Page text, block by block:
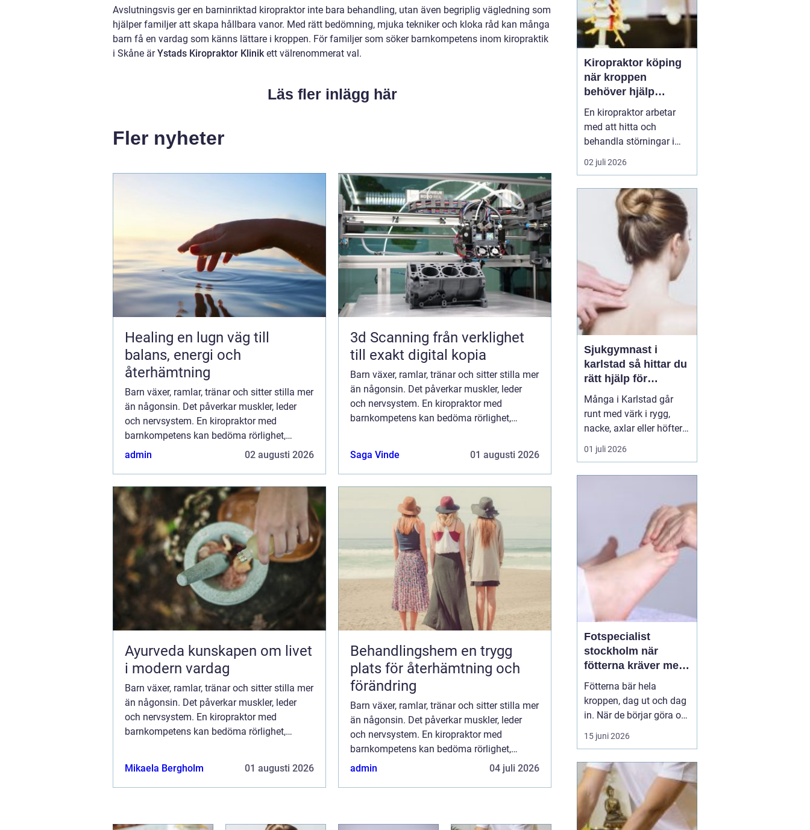
Avslutningsvis ger en barninriktad kiropraktor inte bara behandling, utan även begriplig vägledning som
hjälper familjer att skapa hållbara vanor. Med rätt bedömning, mjuka tekniker och kloka råd kan många
barn få en vardag som känns lättare i kroppen. För familjer som söker barnkompetens inom kiropraktik
i Skåne ärYstads Kiropraktor Klinik ett välrenommerat val.
Läs fler inlägg här
Fler nyheter
Healing en lugn väg till
balans, energi och
återhämtning
Barn växer, ramlar, tränar och sitter stilla mer
än någonsin. Det påverkar muskler, leder
och nervsystem. En kiropraktor med
barnkompetens kan bedöma rörlighet,
belastningsmönster och hållning för ...
admin 02 augusti 2026
3d Scanning från verklighet
till exakt digital kopia
Barn växer, ramlar, tränar och sitter stilla mer
än någonsin. Det påverkar muskler, leder
och nervsystem. En kiropraktor med
barnkompetens kan bedöma rörlighet,
Saga Vinde
01 augusti 2026
Ayurveda kunskapen om livet
i modern vardag
Barn växer, ramlar, tränar och sitter stilla mer
än någonsin. Det påverkar muskler, leder
och nervsystem. En kiropraktor med
barnkompetens kan bedöma rörlighet,
Mikaela Bergholm
01 augusti 2026
Behandlingshem en trygg
plats för återhämtning och
förändring
Barn växer, ramlar, tränar och sitter stilla mer
än någonsin. Det påverkar muskler, leder
och nervsystem. En kiropraktor med
barnkompetens kan bedöma rörlighet,
belastningsmönster och hållning för ...
admin 04 juli 2026
Kiropraktor köping
när kroppen
behöver hjälp
tillbaka
En kiropraktor arbetar
med att hitta och
behandla störningar i
kroppens leder, muskler
och nervsystem. Målet
smärta, bättre rörlighet
och en vardag som
fungerar igen.
Kiropraktik passar
många som kämpar
med återkommande
ryggont...
02 juli 2026
Sjukgymnast i
karlstad så hittar du
rätt hjälp för
kroppen
Många i Karlstad går
runt med värk i rygg,
nacke, axlar eller höfter
utan att söka hjälp.
Andra har råkat ut för en
släppa. En legitimerad
sjukgymnast kan då
göra stor skillnad.
Genom n...
01 juli 2026
Fotspecialist
stockholm när
fötterna kräver mer
än vanliga sulor
Fötterna bär hela
kroppen, dag ut och dag
in. När de börjar göra ont
påverkas mer än bara
stegen sömn, träning,
lidande. Många försöker
länge med egenvård,
inlägg från sportbutiken
eller vila, men
15 juni 2026